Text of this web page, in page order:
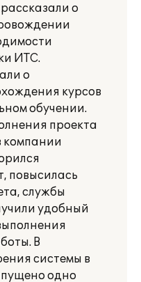
о
ИТС.
о
курсов
обучении.
проекта
компании
повысилась
службы
удобный
В
системы в
одно